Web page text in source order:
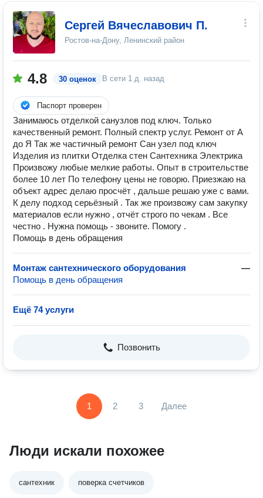
Сергей Вячеславович П.
Ростов-на-Дону, Ленинский район
4.8 30 оценок В сети 1 д. назад
Паспорт проверен
Занимаюсь отделкой санузлов под ключ. Только
качественный ремонт. Полный спектр услуг. Ремонт от А
до Я Так же частичный ремонт Сан узел под ключ
Изделия из плитки Отделка стен Сантехника Электрика
Произвожу любые мелкие работы. Опыт в строительстве
более 10 лет По телефону цены не говорю. Приезжаю на
объект адрес делаю просчёт , дальше решаю уже с вами.
К делу подход серьёзный . Так же произвожу сам закупку
материалов если нужно , отчёт строго по чекам . Все
честно . Нужна помощь - звоните. Помогу .
Помощь в день обращения
Монтаж сантехнического оборудования
—
Помощь в день обращения
Ещё 74 услуги
Позвонить
1 2 3 Далее
Люди искали похожее
сантехник поверка счетчиков